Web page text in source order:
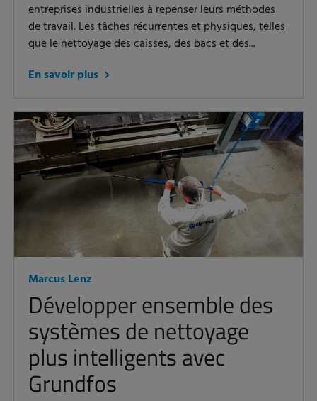
entreprises industrielles à repenser leurs méthodes
de travail. Les tâches récurrentes et physiques, telles
que le nettoyage des caisses, des bacs et des...
En savoir plus
Marcus Lenz
Développer ensemble des
systèmes de nettoyage
plus intelligents avec
Grundfos